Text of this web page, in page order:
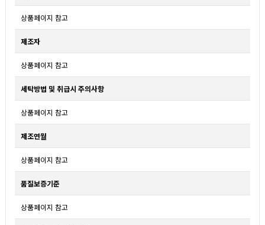
상품페이지 참고
제조자
상품페이지 참고
세탁방법 및 취급시 주의사항
상품페이지 참고
제조연월
상품페이지 참고
품질보증기준
상품페이지 참고